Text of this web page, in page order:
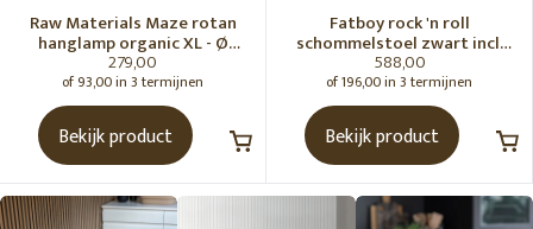
Raw Materials Maze rotan
hanglamp organic XL - Ø
75x31 cm
279,00
of 93,00 in 3 termijnen
Bekijk product
Fatboy rock 'n roll
schommelstoel zwart incl.
original Outdoor zitzak
Stripe Cacao
588,00
of 196,00 in 3 termijnen
Bekijk product